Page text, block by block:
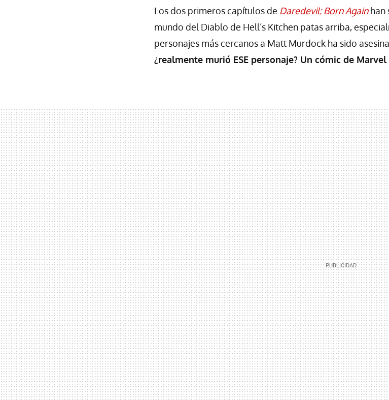
Los dos primeros capítulos de Daredevil: Born Againhan
mundo del Diablo de Hell’s Kitchen patas arriba,
personajes más cercanos a Matt Murdock ha sido
¿realmente murió ESE personaje? Un cómic de